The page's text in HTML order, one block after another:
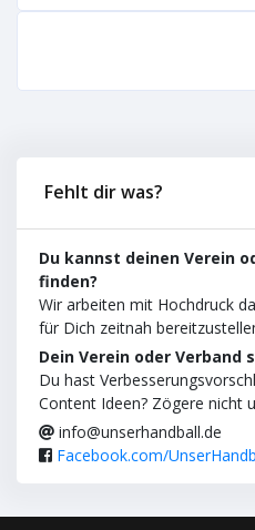
Fehlt dir was?
Du kannst deinen Verein
finden?
Wir arbeiten mit Hochdruck
für Dich zeitnah
Dein Verein oder Verband
Du hast
Content Ideen? Zögere nicht
info@unserhandball.de
Facebook.com/